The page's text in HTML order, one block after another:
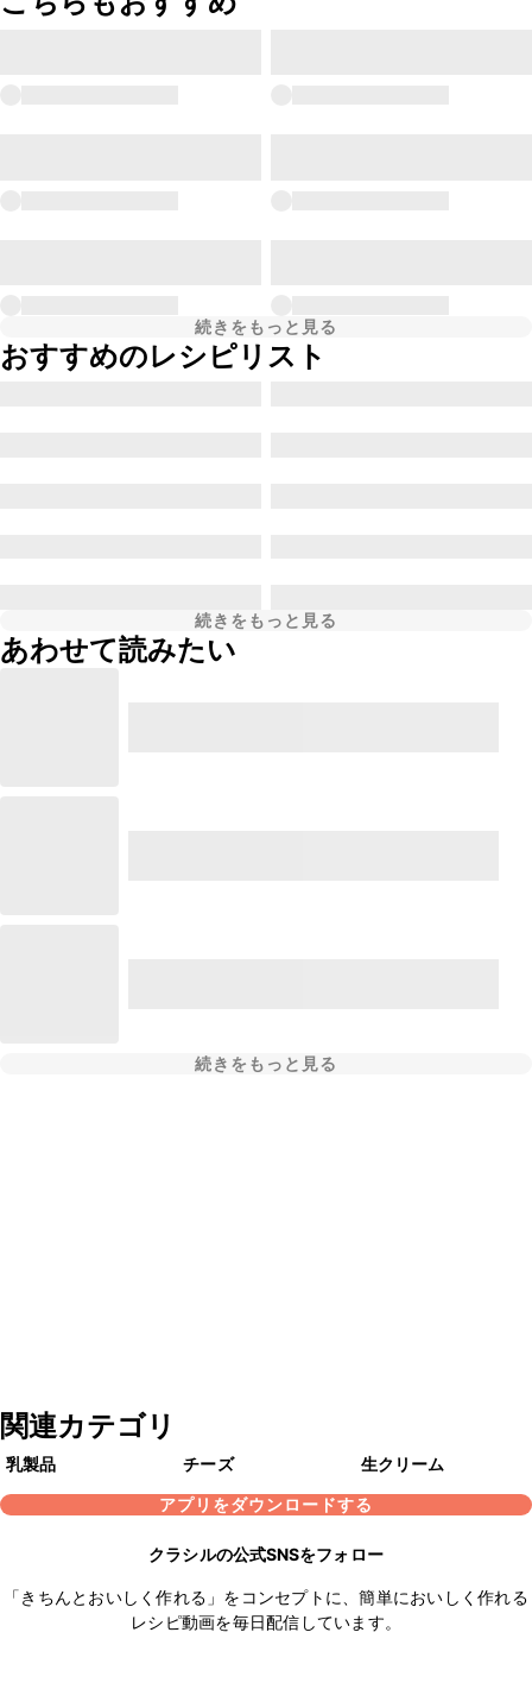
続きをもっと見る
おすすめのレシピリスト
続きをもっと見る
あわせて読みたい
続きをもっと見る
関連カテゴリ
乳製品 チーズ
生クリーム
アプリをダウンロードする
クラシルの公式SNSをフォロー
「きちんとおいしく作れる」をコンセプトに、簡単においしく作れる
レシピ動画を毎日配信しています。